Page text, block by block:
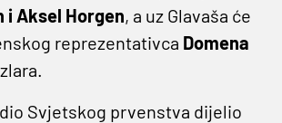
i Aksel Horgen, a uz Glavaša će
reprezentativca Domena
Svjetskog prvenstva dijelio